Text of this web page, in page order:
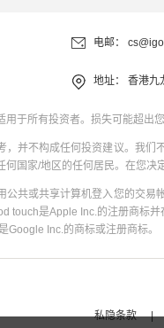
电邮：
地址： 香港九
于所有投资者。损失可能超出
并不构成任何投资建议。我
国家/地区的任何居民。在您
公共或共享计算机登入您的交
touch是Apple Inc.的注册商标
Inc.的商标或注册商标。
私隐条款 |